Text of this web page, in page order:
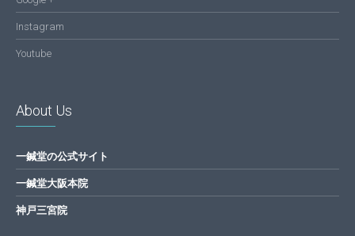
Instagram
Youtube
About Us
一鍼堂の公式サイト
一鍼堂大阪本院
神戸三宮院